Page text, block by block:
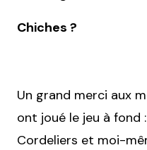
Chiches ?
Un grand merci aux
ont joué le jeu à fond
Cordeliers et moi-